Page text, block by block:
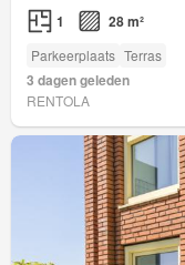
1 28 m²
Parkeerplaats Terras
3 dagen geleden
RENTOLA